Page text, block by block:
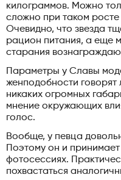
килограммов. Можно
сложно при таком
Очевидно, что звезда
рацион питания, а еще
старания
Параметры у Славы
женподобности
никаких огромных
мнение окружающих
голос.
Вообще, у певца
Поэтому он и
фотосессиях.
похвастаться